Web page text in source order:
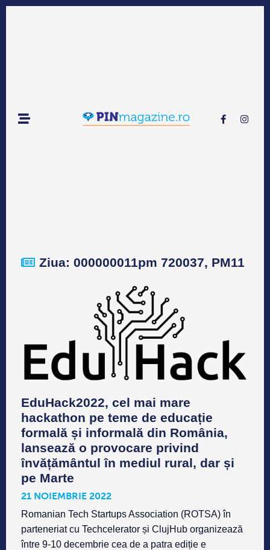
Ziua: 000000011pm 720037, PM11
EduHack2022, cel mai mare
hackathon pe teme de educație
formală și informală din România,
lansează o provocare privind
învățământul în mediul rural, dar și
pe Marte
21 NOIEMBRIE 2022
Romanian Tech Startups Association (ROTSA) în
parteneriat cu Techcelerator și ClujHub organizează
între 9-10 decembrie cea de a patra ediție e